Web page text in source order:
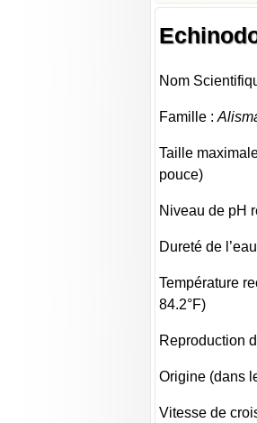
Nom
Famille :
Taille
pouce)
Niveau de pH
Dureté de
Température
84.2°F)
Reproduction
Origine (dans
Vitesse de